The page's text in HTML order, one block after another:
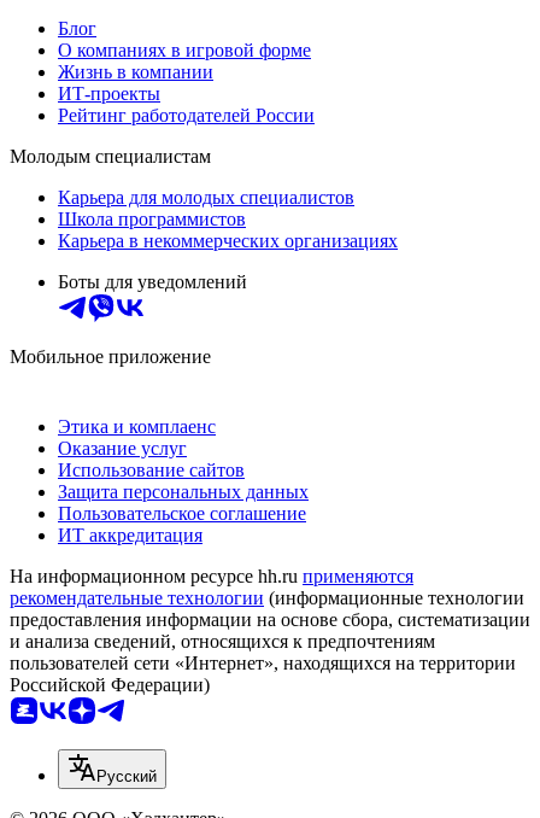
Блог
О компаниях в игровой форме
Жизнь в компании
ИТ-проекты
Рейтинг работодателей России
Молодым специалистам
Карьера для молодых специалистов
Школа программистов
Карьера в некоммерческих организациях
Боты для уведомлений
Мобильное приложение
Этика и комплаенс
Оказание услуг
Использование сайтов
Защита персональных данных
Пользовательское соглашение
ИТ аккредитация
На информационном ресурсе hh.ru применяются
рекомендательные технологии (информационные технологии
предоставления информации на основе сбора, систематизации
и анализа сведений, относящихся к предпочтениям
пользователей сети «Интернет», находящихся на территории
Российской Федерации)
Русский